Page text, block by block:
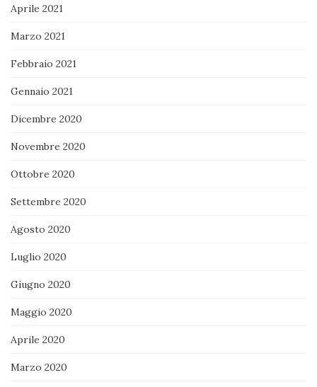
Aprile 2021
Marzo 2021
Febbraio 2021
Gennaio 2021
Dicembre 2020
Novembre 2020
Ottobre 2020
Settembre 2020
Agosto 2020
Luglio 2020
Giugno 2020
Maggio 2020
Aprile 2020
Marzo 2020